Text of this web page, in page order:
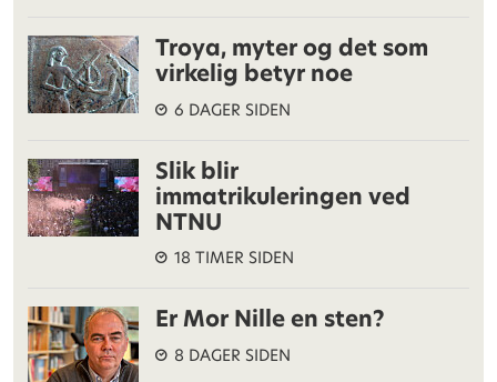
Troya, myter og det som
virkelig betyr noe
6 DAGER SIDEN
Slik blir
immatrikuleringen ved
NTNU
18 TIMER SIDEN
Er Mor Nille en sten?
8 DAGER SIDEN